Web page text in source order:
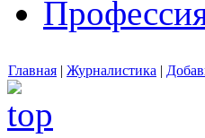
Главная | Журналистика |